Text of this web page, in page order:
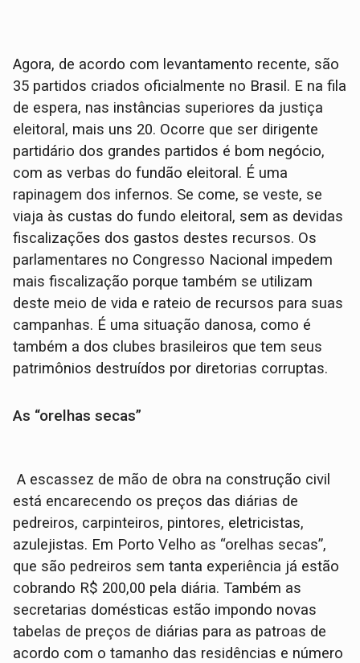
Agora, de acordo com levantamento recente, são
35 partidos criados oficialmente no Brasil. E na fila
de espera, nas instâncias superiores da justiça
eleitoral, mais uns 20. Ocorre que ser dirigente
partidário dos grandes partidos é bom negócio,
com as verbas do fundão eleitoral. É uma
rapinagem dos infernos. Se come, se veste, se
viaja às custas do fundo eleitoral, sem as devidas
fiscalizações dos gastos destes recursos. Os
parlamentares no Congresso Nacional impedem
mais fiscalização porque também se utilizam
deste meio de vida e rateio de recursos para suas
campanhas. É uma situação danosa, como é
também a dos clubes brasileiros que tem seus
patrimônios destruídos por diretorias corruptas.
As “orelhas secas”
A escassez de mão de obra na construção civil
está encarecendo os preços das diárias de
pedreiros, carpinteiros, pintores, eletricistas,
azulejistas. Em Porto Velho as “orelhas secas”,
que são pedreiros sem tanta experiência já estão
cobrando R$ 200,00 pela diária. Também as
secretarias domésticas estão impondo novas
tabelas de preços de diárias para as patroas de
acordo com o tamanho das residências e número